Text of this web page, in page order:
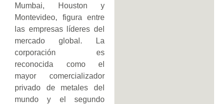
Mumbai, Houston y
Montevideo, figura entre
las empresas líderes del
mercado global. La
corporación es
reconocida como el
mayor comercializador
privado de metales del
mundo y el segundo